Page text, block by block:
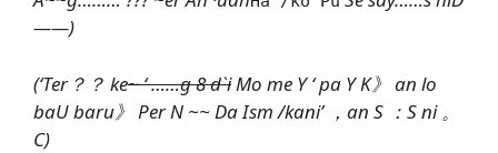
——)
(‘Ter？？ ke~ ‘ ……g 8 d`iMo me Y ‘ pa Y K》 an lo
baU baru》 Per N ~~ Da Ism /kani’ ，an S ：S ni 。
C)